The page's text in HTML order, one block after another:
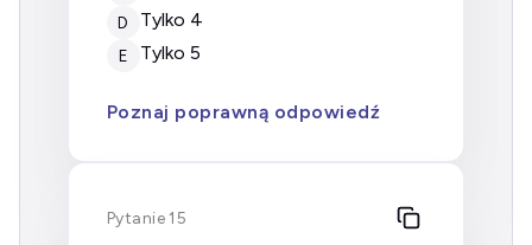
D tylko 4
E tylko 5
Poznaj poprawną odpowiedź
Pytanie 15